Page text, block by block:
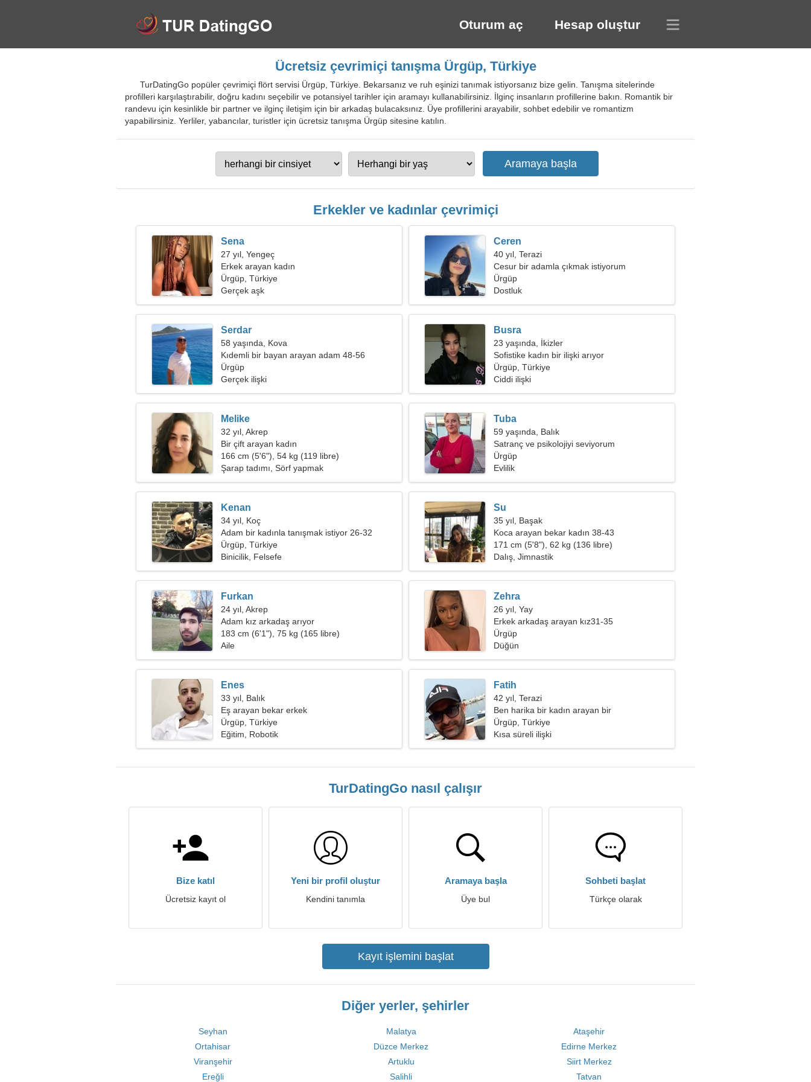
Oturum aç Hesap oluştur
Ücretsiz çevrimiçi tanışma Ürgüp, Türkiye
TurDatingGo popüler çevrimiçi flört servisi Ürgüp, Türkiye. Bekarsanız ve ruh eşinizi tanımak istiyorsanız bize gelin. Tanışma sitelerinde
profilleri karşılaştırabilir, doğru kadını seçebilir ve potansiyel tarihler için aramayı kullanabilirsiniz. İlginç insanların profillerine bakın. Romantik bir
randevu için kesinlikle bir partner ve ilginç iletişim için bir arkadaş bulacaksınız. Üye profillerini arayabilir, sohbet edebilir ve romantizm
yapabilirsiniz. Yerliler, yabancılar, turistler için ücretsiz tanışma Ürgüp sitesine katılın.
Erkekler ve kadınlar çevrimiçi
Sena
27 yıl, Yengeç
Erkek arayan kadın
Ürgüp, Türkiye
Gerçek aşk
Ceren
40 yıl, Terazi
Cesur bir adamla çıkmak istiyorum
Ürgüp
Dostluk
Serdar
58 yaşında, Kova
Kıdemli bir bayan arayan adam 48-56
Ürgüp
Gerçek ilişki
Busra
23 yaşında, İkizler
Sofistike kadın bir ilişki arıyor
Ürgüp, Türkiye
Ciddi ilişki
Melike
32 yıl, Akrep
Bir çift arayan kadın
166 cm (5'6"), 54 kg (119 libre)
Şarap tadımı, Sörf yapmak
Tuba
59 yaşında, Balık
Satranç ve psikolojiyi seviyorum
Ürgüp
Evlilik
Kenan
34 yıl, Koç
Adam bir kadınla tanışmak istiyor 26-32
Ürgüp, Türkiye
Binicilik, Felsefe
Su
35 yıl, Başak
Koca arayan bekar kadın 38-43
171 cm (5'8"), 62 kg (136 libre)
Dalış, Jimnastik
Furkan
24 yıl, Akrep
Adam kız arkadaş arıyor
183 cm (6'1"), 75 kg (165 libre)
Aile
Zehra
26 yıl, Yay
Erkek arkadaş arayan kız31-35
Ürgüp
Düğün
Enes
33 yıl, Balık
Eş arayan bekar erkek
Ürgüp, Türkiye
Eğitim, Robotik
Fatih
42 yıl, Terazi
Ben harika bir kadın arayan bir
endokrinologum
Ürgüp, Türkiye
Kısa süreli ilişki
TurDatingGo nasıl çalışır
Bize katıl
Ücretsiz kayıt ol
Yeni bir profil oluştur
Kendini tanımla
Aramaya başla
Üye bul
Sohbeti başlat
Türkçe olarak
Kayıt işlemini başlat
Diğer yerler, şehirler
Seyhan Malatya
Ataşehir
Ortahisar
Düzce Merkez
Edirne Merkez
Viranşehir
Artuklu
Siirt Merkez
Ereğli
Salihli Tatvan